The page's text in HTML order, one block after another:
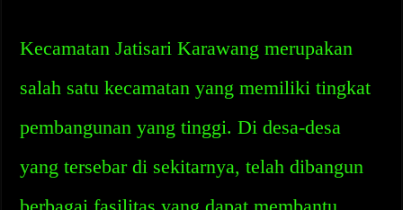
Kecamatan Jatisari Karawang merupakan
salah satu kecamatan yang memiliki tingkat
pembangunan yang tinggi. Di desa-desa
yang tersebar di sekitarnya, telah dibangun